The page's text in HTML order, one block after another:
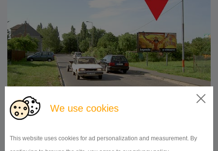
We use cookies
This website uses cookies for ad personalization and measurement. By
510x240
DETAIL